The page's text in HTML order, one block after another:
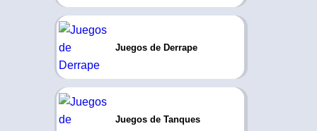
Juegos de Derrape
Juegos de Tanques